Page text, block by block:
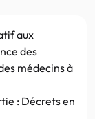
aux
des
médecins à
: Décrets en